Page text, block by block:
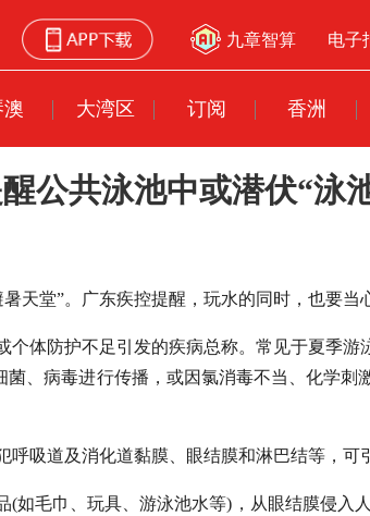
九章智算 电子
大湾区 订阅 香洲
公共泳池中或潜伏“泳
天堂”。广东疾控提醒，玩水的同时，也要
个体防护不足引发的疾病总称。常见于夏季
、病毒进行传播，或因氯消毒不当、化学
吸道及消化道黏膜、眼结膜和淋巴结等，可
(如毛巾、玩具、游泳池水等)，从眼结膜侵